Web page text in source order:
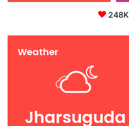
248K
Weather
Jharsuguda